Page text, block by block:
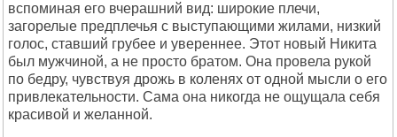
вспоминая его вчерашний вид: широкие плечи,
загорелые предплечья с выступающими жилами, низкий
голос, ставший грубее и увереннее. Этот новый Никита
был мужчиной, а не просто братом. Она провела рукой
по бедру, чувствуя дрожь в коленях от одной мысли о его
привлекательности. Сама она никогда не ощущала себя
красивой и желанной.